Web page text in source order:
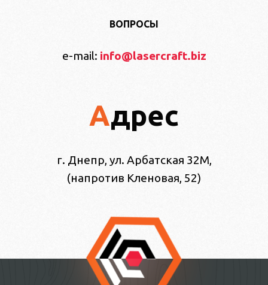
ВОПРОСЫ
e-mail: info@lasercraft.biz
Адрес
г. Днепр, ул. Арбатская 32М,
(напротив Кленовая, 52)